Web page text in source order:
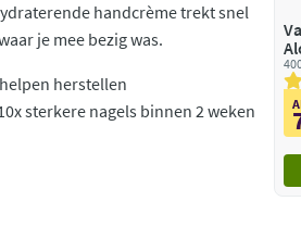
handcrème trekt snel
je mee bezig was.
herstellen
sterkere nagels binnen 2 weken